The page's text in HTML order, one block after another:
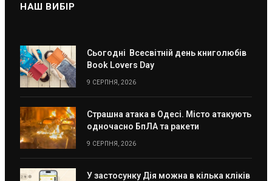
НАШ ВИБІР
Сьогодні Всесвітній день книголюбів
Book Lovers Day
9 СЕРПНЯ, 2026
Страшна атака в Одесі. Місто атакують
одночасно БпЛА та ракети
9 СЕРПНЯ, 2026
У застосунку Дія можна в кілька кліків